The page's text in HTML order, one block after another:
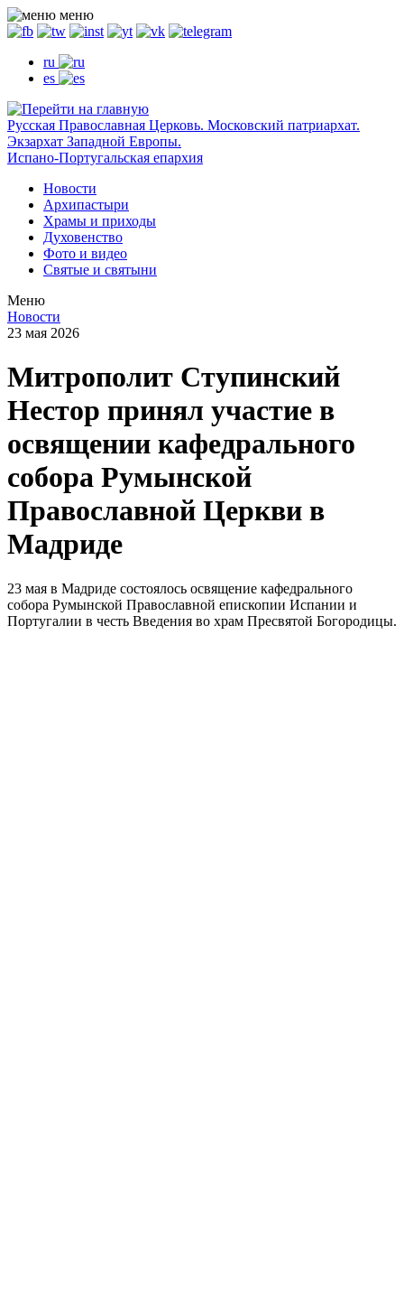
меню
ru
es
Русская Православная Церковь. Московский патриархат.
Экзархат Западной Европы.
Испано-Португальская епархия
Новости
Архипастыри
Храмы и приходы
Духовенство
Фото и видео
Святые и святыни
Меню
Новости
23 мая 2026
Митрополит Ступинский
Нестор принял участие в
освящении кафедрального
собора Румынской
Православной Церкви в
Мадриде
23 мая в Мадриде состоялось освящение кафедрального
собора Румынской Православной епископии Испании и
Португалии в честь Введения во храм Пресвятой Богородицы.